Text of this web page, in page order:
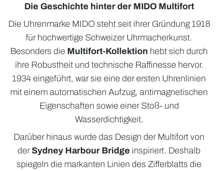
SCHMUCK
ACCESSOIRES
Die Geschichte hinter der MIDO Multifort
Die Uhrenmarke MIDO steht seit ihrer Gründung 1918
für hochwertige Schweizer Uhrmacherkunst.
Besonders die Multifort-Kollektion hebt sich durch
ihre Robustheit und technische Raffinesse hervor.
1934 eingeführt, war sie eine der ersten Uhrenlinien
mit einem automatischen Aufzug, antimagnetischen
Eigenschaften sowie einer Stoß- und
Wasserdichtigkeit.
Darüber hinaus wurde das Design der Multifort von
derSydney Harbour Bridge inspiriert. Deshalb
spiegeln die markanten Linien des Zifferblatts die